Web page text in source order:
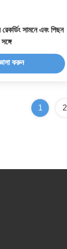
সামনে এবং পিছন
করুন
1 2